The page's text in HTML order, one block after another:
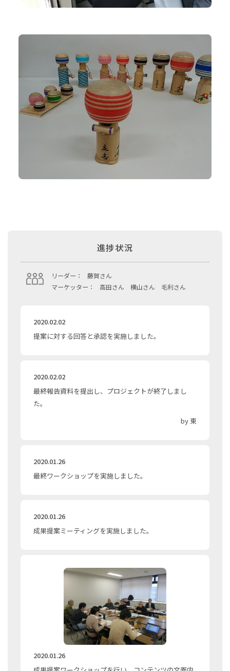
進捗状況
リーダー：
藤賀さん
マーケッター：
高田さん 横山さん 毛利さん
2020.02.02
提案に対する回答と承認を実施しました。
2020.02.02
最終報告資料を提出し、プロジェクトが終了しまし
た。
by 東
2020.01.26
最終ワークショップを実施しました。
2020.01.26
成果提案ミーティングを実施しました。
2020.01.26